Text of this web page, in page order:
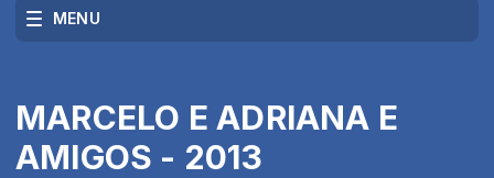
MENU
MARCELO E ADRIANA E
AMIGOS - 2013